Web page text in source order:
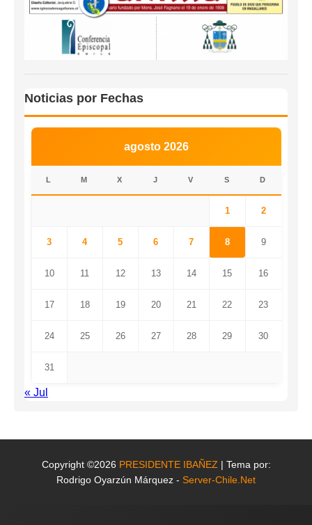
Noticias por Fechas
agosto 2026
L M X J V S D
1 2
3 4 5 6 7 8 9
10 11 12 13 14 15 16
17 18 19 20 21 22 23
24 25 26 27 28 29 30
31
« Jul
Copyright ©2026 PRESIDENTE IBAÑEZ | Tema por:
Rodrigo Oyarzún Márquez - Server-Chile.Net